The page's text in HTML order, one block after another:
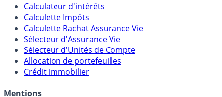
Calculateur d'intérêts
Calculette Impôts
Calculette Rachat Assurance Vie
Sélecteur d'Assurance Vie
Sélecteur d'Unités de Compte
Allocation de portefeuilles
Crédit immobilier
Mentions